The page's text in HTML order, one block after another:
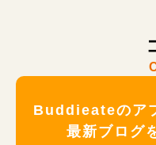
Buddieateのア
最新ブログ